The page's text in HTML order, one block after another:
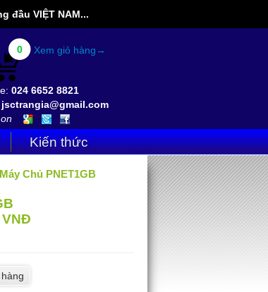
0 Xem giỏ hàng→
024 6652 8821
jsctrangia@gmail.com
Kiến thức
Chủ PNET1GB
VNĐ
đầu VIỆT NAM...